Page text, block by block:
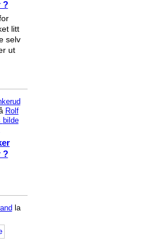
?
litt
selv
ut
Rolf
bilde
?
la